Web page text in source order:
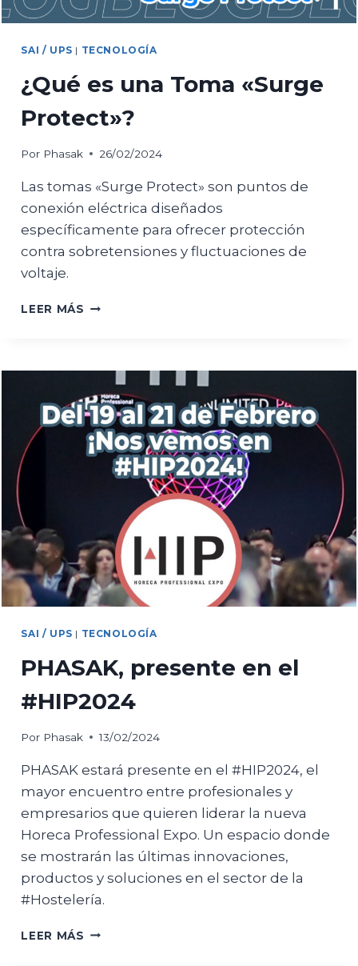
SAI / UPS | TECNOLOGÍA
¿Qué es una Toma «Surge
Protect»?
Por Phasak 26/02/2024
Las tomas «Surge Protect» son puntos de
conexión eléctrica diseñados
específicamente para ofrecer protección
contra sobretensiones y fluctuaciones de
voltaje.
LEER MÁS ¿QUÉ
«SURGE
PROTECT»?
SAI / UPS | TECNOLOGÍA
PHASAK, presente en el
#HIP2024
Por Phasak 13/02/2024
PHASAK estará presente en el #HIP2024, el
mayor encuentro entre profesionales y
empresarios que quieren liderar la nueva
Horeca Professional Expo. Un espacio donde
se mostrarán las últimas innovaciones,
productos y soluciones en el sector de la
#Hostelería.
LEER MÁS PHASAK,